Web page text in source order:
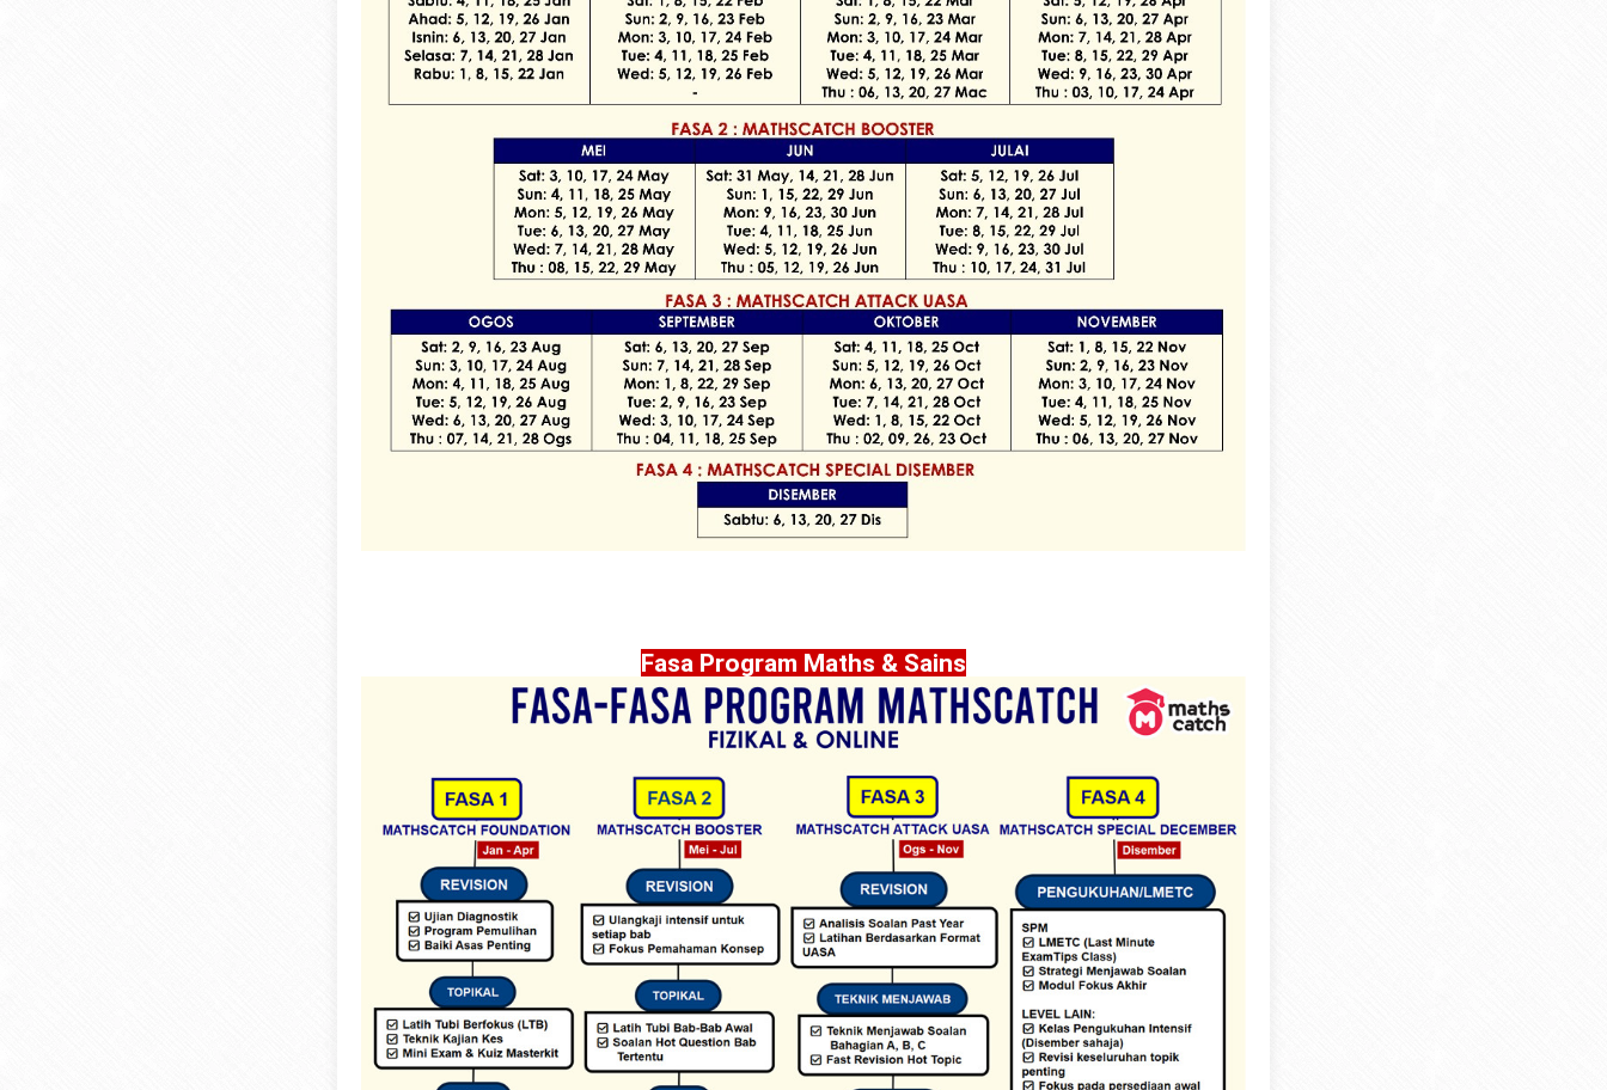
Fasa Program Maths & Sains